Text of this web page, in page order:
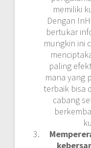
memiliki
Dengan
bertukar
mungkin ini
paling
mana yang
terbaik bisa
cabang